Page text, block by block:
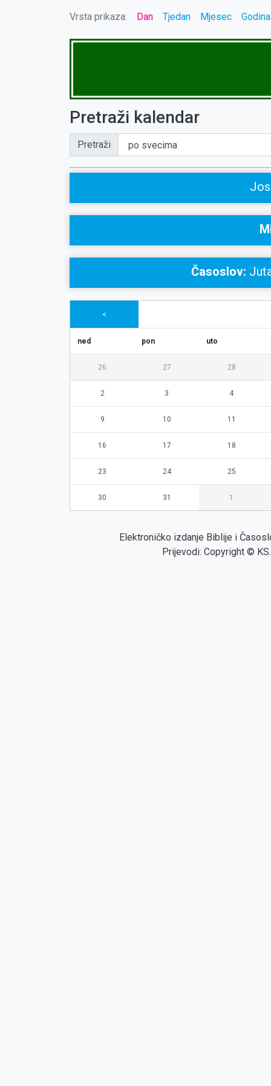
Vrsta prikaza: Dan Tjedan Mjesec Godina
Pretraži kalendar
Pretraži
Časoslov:
<
ned pon uto
26 27 28
2 3 4
9 10 11
16 17 18
23 24 25
30 31 1
Elektroničko izdanje Biblije i
Prijevodi: Copyright ©